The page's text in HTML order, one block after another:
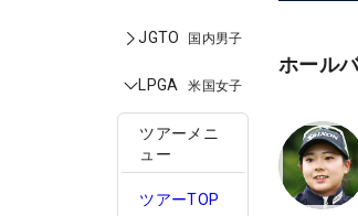
JGTO 国内男子
LPGA 米国女子
ツアーメニ
ュー
ツアーTOP
ホール